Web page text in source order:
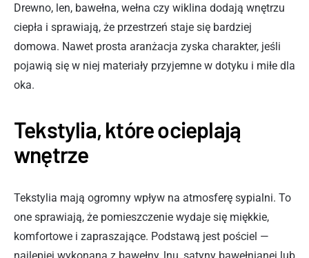
Drewno, len, bawełna, wełna czy wiklina dodają wnętrzu
ciepła i sprawiają, że przestrzeń staje się bardziej
domowa. Nawet prosta aranżacja zyska charakter, jeśli
pojawią się w niej materiały przyjemne w dotyku i miłe dla
oka.
Tekstylia, które ocieplają
wnętrze
Tekstylia mają ogromny wpływ na atmosferę sypialni. To
one sprawiają, że pomieszczenie wydaje się miękkie,
komfortowe i zapraszające. Podstawą jest pościel —